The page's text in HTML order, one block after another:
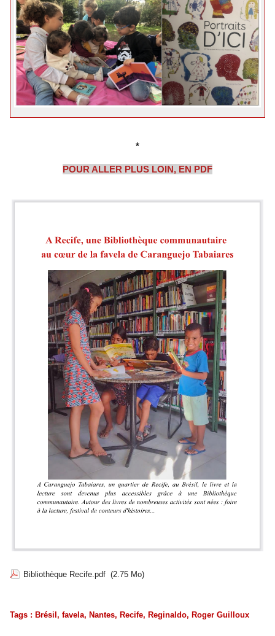
*
POUR ALLER PLUS LOIN, EN PDF
Bibliothèque Recife.pdf (2.75 Mo)
Tags : Brésil , favela, Nantes, Recife, Reginaldo, Roger Guilloux